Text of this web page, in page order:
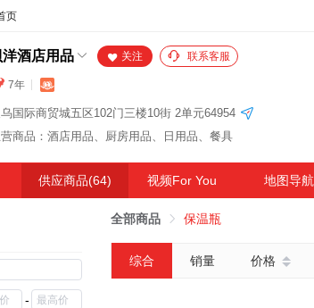
洋酒店用品
7年
关注 联系客服
乌国际商贸城五区102门三楼10街 2单元64954
商品：酒店用品、厨房用品、日用品、餐具
供应商品(64) 视频For You 地图导航
-
全部商品 保温瓶
综合 销量 价格